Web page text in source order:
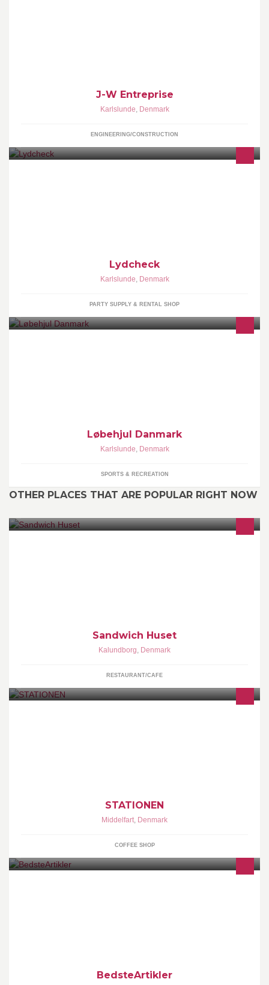
J-W Entreprise
Karlslunde, Denmark
ENGINEERING/CONSTRUCTION
Lydcheck
Karlslunde, Denmark
PARTY SUPPLY & RENTAL SHOP
Løbehjul Danmark
Karlslunde, Denmark
SPORTS & RECREATION
OTHER PLACES THAT ARE POPULAR RIGHT NOW
Sandwich Huset
Kalundborg, Denmark
RESTAURANT/CAFE
STATIONEN
Middelfart, Denmark
COFFEE SHOP
BedsteArtikler